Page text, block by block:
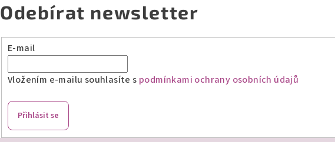
Odebírat newsletter
E-mail
Vložením e-mailu souhlasíte s podmínkami ochrany osobních údajů
Přihlásit se